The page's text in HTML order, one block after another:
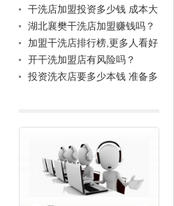
干洗店加盟投资多少钱 成本大
吗
湖北襄樊干洗店加盟赚钱吗？
加盟干洗店排行榜,更多人看好
象王
开干洗加盟店有风险吗？
投资洗衣店要多少本钱 准备多